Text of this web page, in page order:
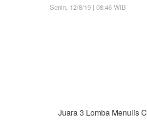
Senin, 12/8/19 | 08:46 WIB
Juara 3 Lomba Menulis